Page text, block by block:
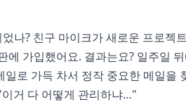
나? 친구 마이크가 새로운 프로젝
에 가입했어요. 결과는요? 일주일
일로 가득 차서 정작 중요한 메일을
거 다 어떻게 관리하냐…"